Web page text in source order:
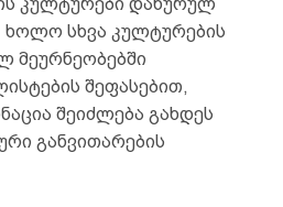
ხოლო სხვა კულტურების
მეურნეობებში
შეფასებით,
შეიძლება გახდეს
განვითარების